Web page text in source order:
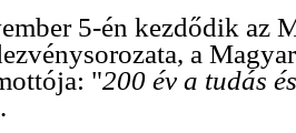
5-én kezdődik az
a
"200 év a tudás
.